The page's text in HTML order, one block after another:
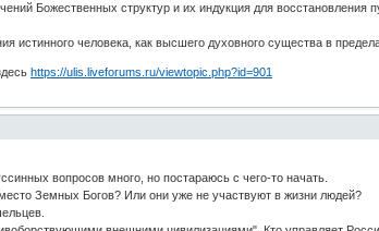
Божественных структур и их индукция для восстановления
истинного человека, как высшего духовного существа в
https://ulis.liveforums.ru/viewtopic.php?id=901
вопросов много, но постараюсь с чего-то начать.
Земных Богов? Или они уже не участвуют в жизни людей?